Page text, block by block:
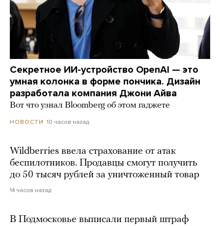
Секретное ИИ-устройство OpenAI — это
умная колонка в форме пончика. Дизайн
разработала компания Джони Айва
Вот что узнал Bloomberg об этом гаджете
НОВОСТИ 10 часов назад
Wildberries ввела страхование от атак
беспилотников. Продавцы смогут получить
до 50 тысяч рублей за уничтоженный товар
14 часов назад
В Подмосковье выписали первый штраф